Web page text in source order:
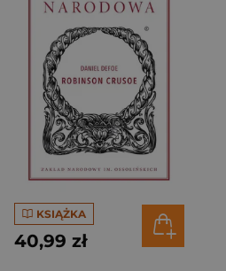
KSIĄŻKA
40,99 zł